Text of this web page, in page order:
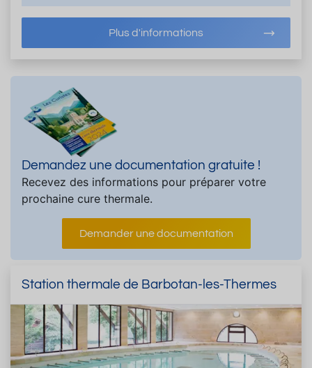
Plus d'informations
Demandez une documentation gratuite !
Recevez des informations pour préparer votre
prochaine cure thermale.
Demander une documentation
Station thermale de Barbotan-les-Thermes